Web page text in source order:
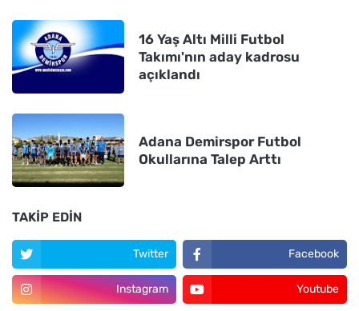
16 Yaş Altı Milli Futbol
Takımı'nın aday kadrosu
açıklandı
Adana Demirspor Futbol
Okullarına Talep Arttı
TAKIP EDIN
Twitter Facebook
Instagram Youtube